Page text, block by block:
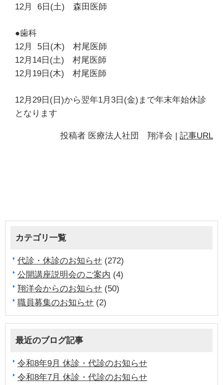
12月 6日(土) 森田医師
●歯科
12月 5日(木) 村尾医師
12月14日(土) 村尾医師
12月19日(木) 村尾医師
12月29日(日)から翌年1月3日(金)まで年末年始休診
となります
投稿者 医療法人社団 翔洋会 | 記事URL
カテゴリ一覧
代診・休診のお知らせ (272)
公開講座説明会のご案内 (4)
翔洋会からのお知らせ (50)
職員募集のお知らせ (2)
最近のブログ記事
令和8年9月 休診・代診のお知らせ
令和8年7月 休診・代診のお知らせ